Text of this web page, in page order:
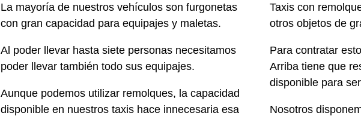
La mayoría de nuestros vehículos son furgonetas
con gran capacidad para equipajes y maletas.
Al poder llevar hasta siete personas necesitamos
poder llevar también todo sus equipajes.
Aunque podemos utilizar remolques, la capacidad
disponible en nuestros taxis hace innecesaria esa
Taxis con
otros objetos de
Para contratar
Arriba tiene que
disponible para
Nosotros